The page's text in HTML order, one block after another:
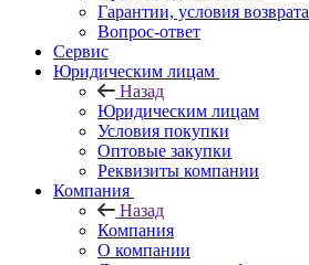
Гарантии, условия возврата
Вопрос-ответ
Сервис
Юридическим лицам
Назад
Юридическим лицам
Условия покупки
Оптовые закупки
Реквизиты компании
Компания
Назад
Компания
О компании